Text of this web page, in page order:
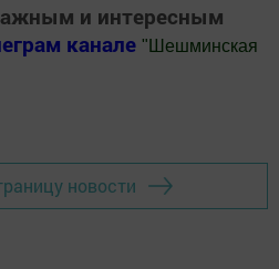
и интересным
канале " Шешминская
новости